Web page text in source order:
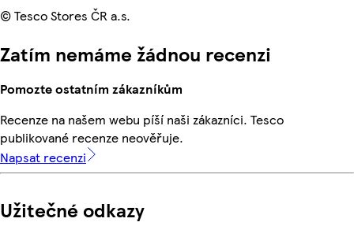
© Tesco Stores ČR a.s.
Zatím nemáme žádnou recenzi
Pomozte ostatním zákazníkům
Recenze na našem webu píší naši zákazníci. Tesco
publikované recenze neověřuje.
Napsat recenzi
Užitečné odkazy